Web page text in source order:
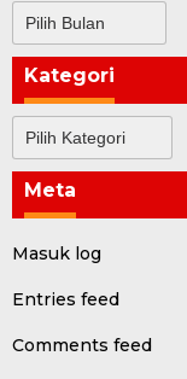
Kategori
Meta
Masuk log
Entries feed
Comments feed